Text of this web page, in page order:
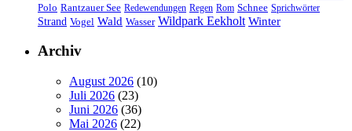
Polo Rantzauer See Redewendungen Regen Rom Schnee Sprichwörter
Strand Vogel Wald Wasser Wildpark Eekholt Winter
Archiv
August 2026 (10)
Juli 2026 (23)
Juni 2026 (36)
Mai 2026 (22)